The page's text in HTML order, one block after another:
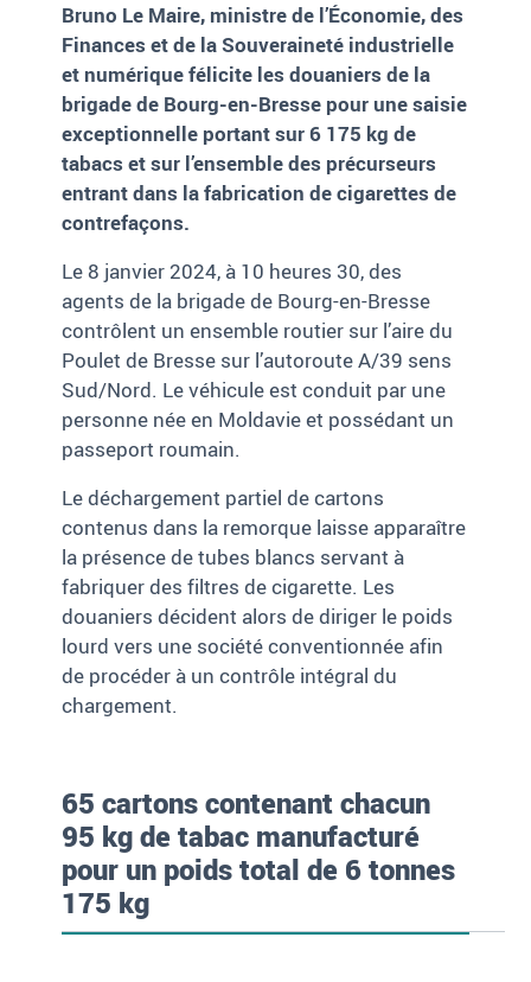
Bruno Le Maire, ministre de l’Économie, des
Finances et de la Souveraineté industrielle
et numérique félicite les douaniers de la
brigade de Bourg-en-Bresse pour une saisie
exceptionnelle portant sur 6 175 kg de
tabacs et sur l’ensemble des précurseurs
entrant dans la fabrication de cigarettes de
contrefaçons.
Le 8 janvier 2024, à 10 heures 30, des
agents de la brigade de Bourg-en-Bresse
contrôlent un ensemble routier sur l’aire du
Poulet de Bresse sur l’autoroute A/39 sens
Sud/Nord. Le véhicule est conduit par une
personne née en Moldavie et possédant un
passeport roumain.
Le déchargement partiel de cartons
contenus dans la remorque laisse apparaître
la présence de tubes blancs servant à
fabriquer des filtres de cigarette. Les
douaniers décident alors de diriger le poids
lourd vers une société conventionnée afin
de procéder à un contrôle intégral du
chargement.
65 cartons contenant chacun
95 kg de tabac manufacturé
pour un poids total de 6 tonnes
175 kg